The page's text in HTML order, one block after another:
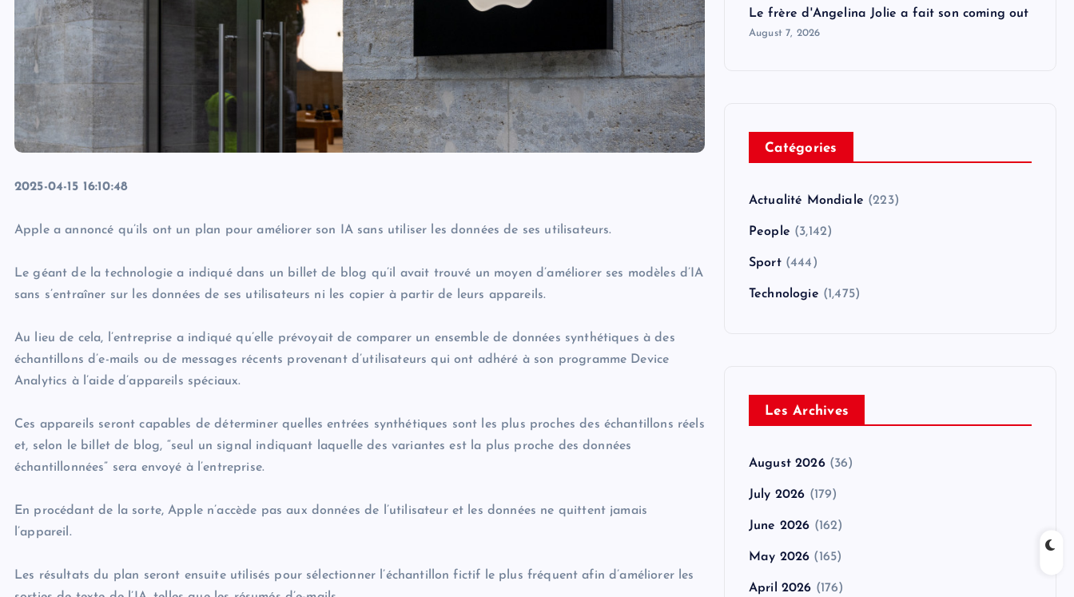
2025-04-15 16:10:48
Apple a annoncé qu’ils ont un plan pour améliorer son IA sans utiliser les données de ses utilisateurs.
Le géant de la technologie a indiqué dans un billet de blog qu’il avait trouvé un moyen d’améliorer ses modèles d’IA
sans s’entraîner sur les données de ses utilisateurs ni les copier à partir de leurs appareils.
Au lieu de cela, l’entreprise a indiqué qu’elle prévoyait de comparer un ensemble de données synthétiques à des
échantillons d’e-mails ou de messages récents provenant d’utilisateurs qui ont adhéré à son programme Device
Analytics à l’aide d’appareils spéciaux.
Ces appareils seront capables de déterminer quelles entrées synthétiques sont les plus proches des échantillons réels
et, selon le billet de blog, “seul un signal indiquant laquelle des variantes est la plus proche des données
échantillonnées” sera envoyé à l’entreprise.
En procédant de la sorte, Apple n’accède pas aux données de l’utilisateur et les données ne quittent jamais
l’appareil.
Les résultats du plan seront ensuite utilisés pour sélectionner l’échantillon fictif le plus fréquent afin d’améliorer les
Le frère d'Angelina Jolie a fait son coming out
August 7, 2026
Catégories
Actualité Mondiale (223)
People (3,142)
Sport(444)
Technologie (1,475)
Les Archives
August 2026(36)
July 2026 (179)
June 2026 (162)
May 2026 (165)
April 2026 (176)